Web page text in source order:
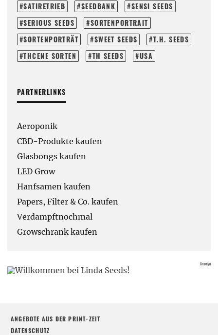
SATIRETRIEB
SEEDBANK
SENSI SEEDS
SERIOUS SEEDS
SORTENPORTRAIT
SORTENPORTRÄT
SWEET SEEDS
T.H. SEEDS
THCENE SORTEN
TH SEEDS USA
PARTNERLINKS
Aeroponik
CBD-Produkte kaufen
Glasbongs kaufen
LED Grow
Hanfsamen kaufen
Papers, Filter & Co. kaufen
Verdampftnochmal
Growschrank kaufen
ANGEBOTE AUS DER PRINT-ZEIT
DATENSCHUTZ